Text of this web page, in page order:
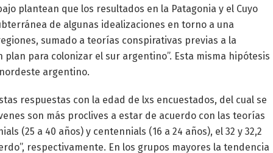
plantean que los resultados en la Patagonia y el Cuyo
de algunas idealizaciones en torno a una
sumado a teorías conspirativas previas a la
para colonizar el sur argentino”. Esta misma hipótesis
argentino.
respuestas con la edad de lxs encuestados, del cual se
son más proclives a estar de acuerdo con las teorías
(25 a 40 años) y centennials (16 a 24 años), el 32 y 32,2
respectivamente. En los grupos mayores la tendencia